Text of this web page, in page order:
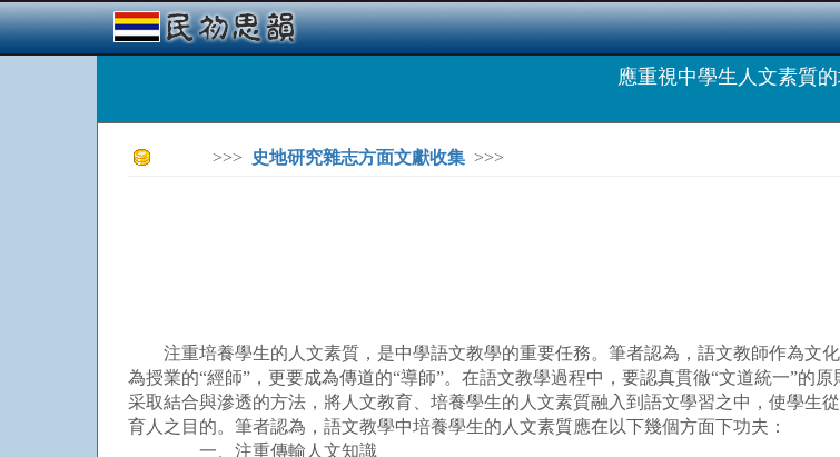
應重視中學生人文素質
>>> 史地研究雜志方面文獻收集 >>>
注重培養學生的人文素質，是中學語文教學的重要任務。筆者認為，語文教師作為文
為授業的“經師”，更要成為傳道的“導師”。在語文教學過程中，要認真貫徹“文道統一”的
采取結合與滲透的方法，將人文教育、培養學生的人文素質融入到語文學習之中，使學生
育人之目的。筆者認為，語文教學中培養學生的人文素質應在以下幾個方面下功夫：
一、注重傳輸人文知識